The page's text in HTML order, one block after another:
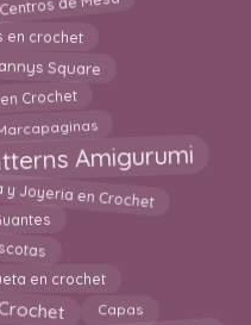
de Mesa
en crochet
Square
Crochet
Amigurumi
y Joyeria en Crochet
en crochet
Capas